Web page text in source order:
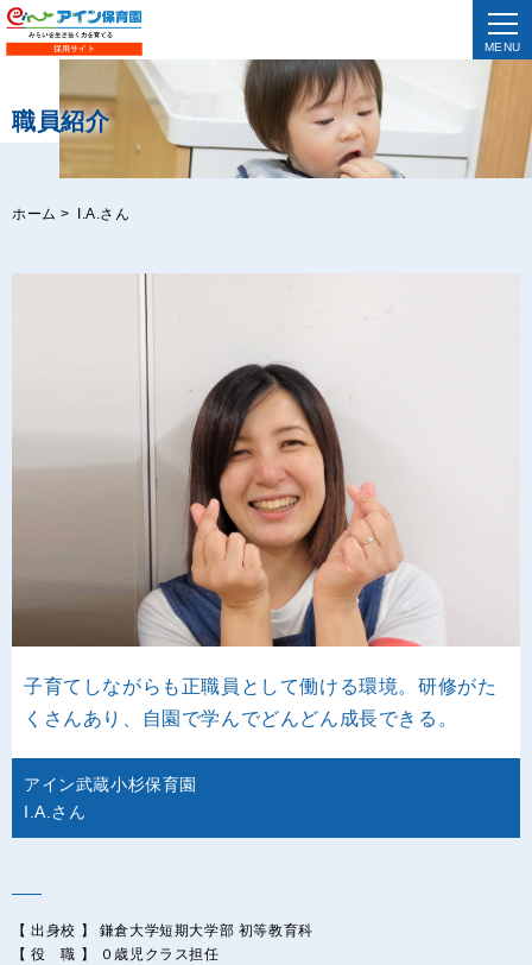
MENU
職員紹介
ホーム > I.A.さん
子育てしながらも正職員として働ける環境。研修がた
くさんあり、自園で学んでどんどん成長できる。
アイン武蔵小杉保育園
I.A.さん
【 出身校 】 鎌倉大学短期大学部 初等教育科
【 役 職 】 ０歳児クラス担任